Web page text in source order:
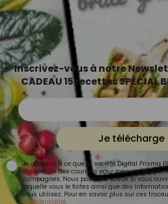
Inscrivez-vous à notre
CADEAU 15 recettes SPÉCIAL
Je télécharge
Je consens à ce que la société Digital Prisma
d'ouverture des courriels pour mesurer et
campagnes. Nous pourrons savoir si vous
laquelle vous le faites ainsi que des
vous utilisez. Pour en savoir plus sur ces
confidentialité.